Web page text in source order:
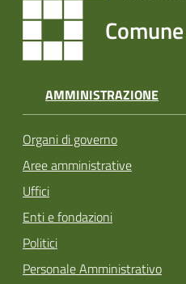
AMMINISTRAZIONE
Organi di governo
Aree amministrative
Uffici
Enti e fondazioni
Politici
Personale Amministrativo